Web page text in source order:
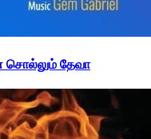
சொல்லும் தேவா